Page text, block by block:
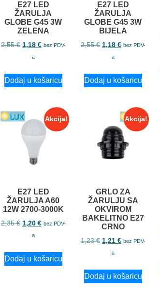
E27 LED
ŽARULJA
GLOBE G45 3W
ZELENA
2,55€ 1,18 € bez PDV-
a
Dodaj u košaricu
E27 LED
ŽARULJA
GLOBE G45 3W
BIJELA
2,55€ 1,18 € bez PDV-
a
Dodaj u košaricu
Akcija!
E27 LED
ŽARULJA A60
12W 2700-3000K
2,35€ 1,20 € bez PDV-
a
Dodaj u košaricu
Akcija!
GRLO ZA
ŽARULJU SA
OKVIROM
BAKELITNO E27
CRNO
1,23€ 1,21 € bez PDV-
a
Dodaj u košaricu